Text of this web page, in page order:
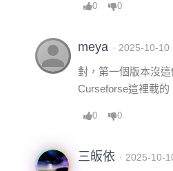
0 0
person meya · 2025-10-10
對，第一個版本沒
Curseforse這裡載的
0 0
三皈依 · 2025-10-